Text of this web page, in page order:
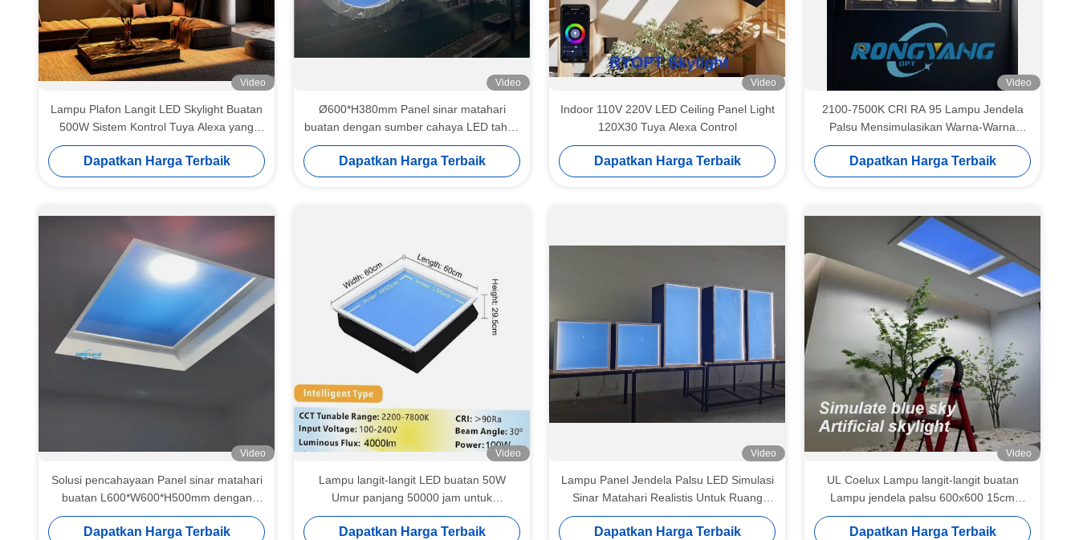
Video
Lampu Plafon Langit LED Skylight Buatan
500W Sistem Kontrol Tuya Alexa yang
Dapat Disesuaikan
Dapatkan Harga Terbaik
Video
Ø600*H380mm Panel sinar matahari
buatan dengan sumber cahaya LED tahan
lama
Dapatkan Harga Terbaik
Video
Indoor 110V 220V LED Ceiling Panel Light
120X30 Tuya Alexa Control
Dapatkan Harga Terbaik
Video
2100-7500K CRI RA 95 Lampu Jendela
Palsu Mensimulasikan Warna-Warna
Berbeda Hari Dengan Pencahayaan
Sirkadian
Dapatkan Harga Terbaik
Video
Solusi pencahayaan Panel sinar matahari
buatan L600*W600*H500mm dengan
tegangan 100-240V dan umur 50000 jam
Dapatkan Harga Terbaik
Video
Lampu langit-langit LED buatan 50W
Umur panjang 50000 jam untuk
pencahayaan hemat energi
Dapatkan Harga Terbaik
Video
Lampu Panel Jendela Palsu LED Simulasi
Sinar Matahari Realistis Untuk Ruang
Tanpa Jendela
Dapatkan Harga Terbaik
Video
UL Coelux Lampu langit-langit buatan
Lampu jendela palsu 600x600 15cm
Pencahayaan Sirkadian
Dapatkan Harga Terbaik